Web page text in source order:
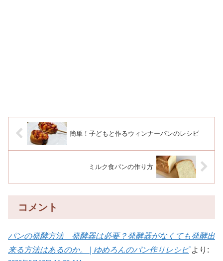
簡単！子どもと作るウィンナーパンのレシピ
ミルク食パンの作り方
コメント
パンの発酵方法 発酵器は必要？発酵器がなくても発酵出
来る方法はあるのか。 | ゆめろんのパン作りレシピ より: